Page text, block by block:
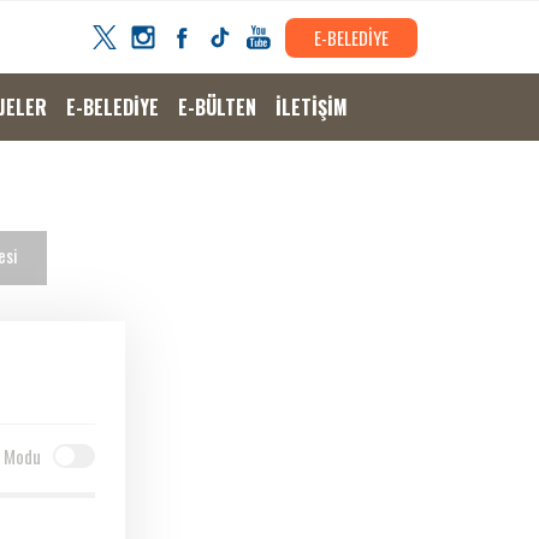
E-BELEDİYE
E-BELEDİYE E-BÜLTEN İLETİŞİM